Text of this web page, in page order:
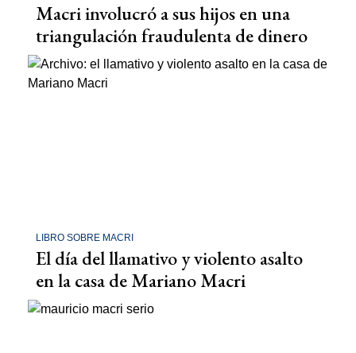
Macri involucró a sus hijos en una
triangulación fraudulenta de dinero
LIBRO SOBRE MACRI
El día del llamativo y violento asalto
en la casa de Mariano Macri